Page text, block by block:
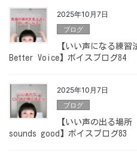
2025年10月7日
ブログ
【いい声になる
Better Voice】ボイスブログ84
2025年10月7日
ブログ
【いい声の出る場
sounds good】ボイスブログ83